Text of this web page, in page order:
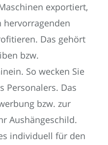
exportiert,
hervorragenden
Das gehört
bzw.
So wecken Sie
Personalers. Das
bzw. zur
Aushängeschild.
individuell für den